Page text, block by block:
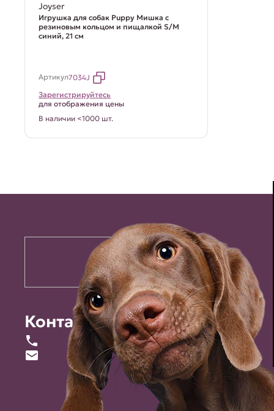
Joyser
Игрушка для собак Puppy Мишка с
резиновым кольцом и пищалкой S/M
синий, 21 см
Артикул7034J
Зарегистрируйтесь
для отображения цены
В наличии <1000 шт.
Контакты